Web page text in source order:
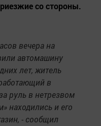
со стороны.
вечера на
автомашину
лет, житель
в
руль в нетрезвом
находились и его
- сообщил